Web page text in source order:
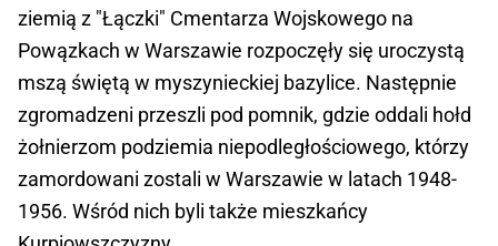
ziemią z "Łączki" Cmentarza Wojskowego na
Powązkach w Warszawie rozpoczęły się uroczystą
mszą świętą w myszynieckiej bazylice. Następnie
zgromadzeni przeszli pod pomnik, gdzie oddali hołd
żołnierzom podziemia niepodległościowego, którzy
zamordowani zostali w Warszawie w latach 1948-
1956. Wśród nich byli także mieszkańcy